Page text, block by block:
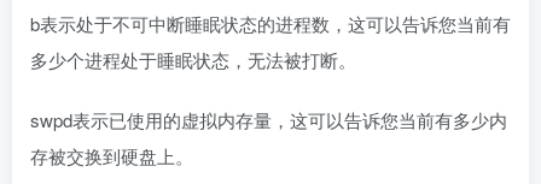
b表示处于不可中断睡眠状态的进程数，这可以告诉您当前有
多少个进程处于睡眠状态，无法被打断。
swpd表示已使用的虚拟内存量，这可以告诉您当前有多少内
存被交换到硬盘上。